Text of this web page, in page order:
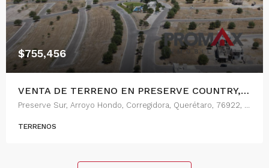
$755,456
VENTA DE TERRENO EN PRESERVE COUNTRY, QUERETARO
Preserve Sur, Arroyo Hondo, Corregidora, Querétaro, 76922, México
TERRENOS